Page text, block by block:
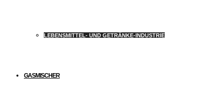
LEBENSMITTEL- UND GETRÄNKE-INDUSTRIE
GASMISCHER